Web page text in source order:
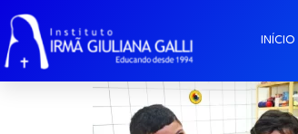
INÍCIO
post2025-